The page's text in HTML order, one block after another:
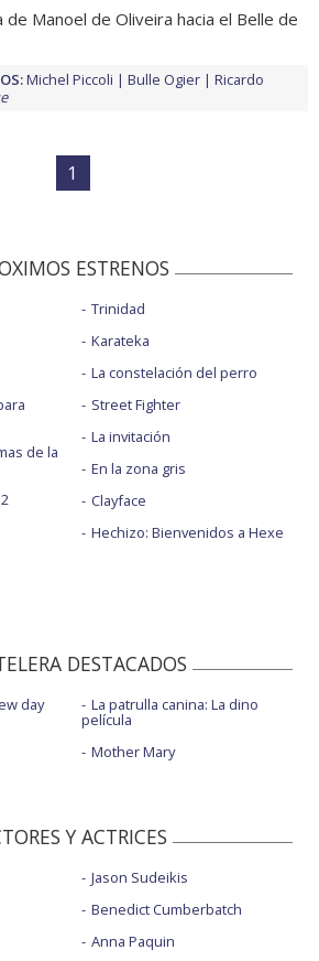
de Manoel de Oliveira hacia el Belle de
Michel Piccoli Bulle Ogier
Ricardo
1
ESTRENOS
de la
Trinidad
Karateka
La constelación del perro
Street Fighter
La invitación
En la zona gris
Clayface
Hechizo: Bienvenidos a Hexe
DESTACADOS
day
La patrulla canina: La dino
película
Mother Mary
Y ACTRICES
Jason Sudeikis
Benedict Cumberbatch
Anna Paquin